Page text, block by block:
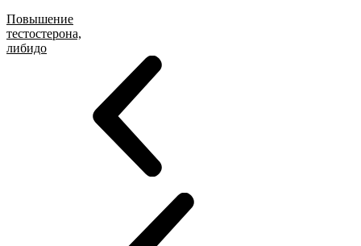
Повышение
тестостерона,
либидо